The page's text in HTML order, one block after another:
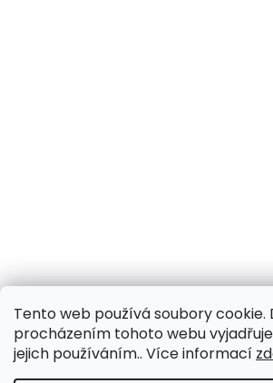
Tento web používá soubory cookie.
procházením tohoto webu
jejich používáním.. Více informací